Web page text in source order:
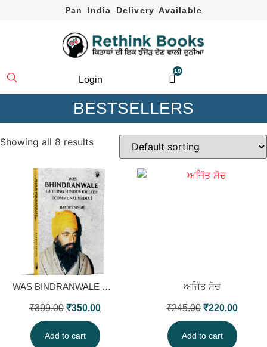
Pan India Delivery Available
Login
10
BESTSELLERS
Showing all 8 results
WAS BINDRANWALE GETTING HINDUS KILLED?
₹399.00 ₹350.00
Add to cart
ਅਜਿੱਤ ਸੋਚ
₹245.00 ₹220.00
Add to cart